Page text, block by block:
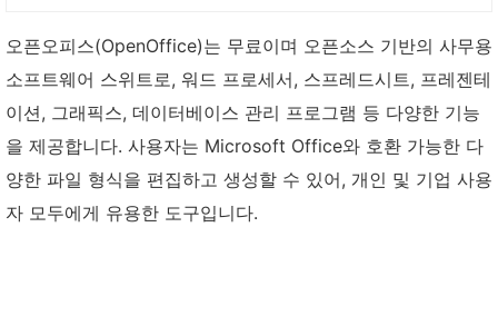
오픈오피스(OpenOffice)는 무료이며 오픈소스 기반의 사무용
소프트웨어 스위트로, 워드 프로세서, 스프레드시트, 프레젠테
이션, 그래픽스, 데이터베이스 관리 프로그램 등 다양한 기능
을 제공합니다. 사용자는 Microsoft Office와 호환 가능한 다
양한 파일 형식을 편집하고 생성할 수 있어, 개인 및 기업 사용
자 모두에게 유용한 도구입니다.